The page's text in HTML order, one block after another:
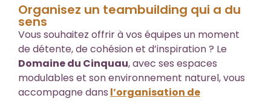
Organisez un teambuilding qui a du
sens
Vous souhaitez offrir à vos équipes un moment
de détente, de cohésion et d’inspiration ? Le
Domaine du Cinquau, avec ses espaces
modulables et son environnement naturel, vous
accompagne dans l’organisation de